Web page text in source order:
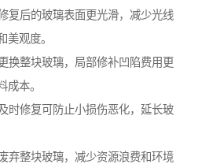
复后的玻璃表面更光滑，减少光线
美观度。
换整块玻璃，局部修补凹陷费用更
成本。
时修复可防止小损伤恶化，延长玻
弃整块玻璃，减少资源浪费和环境